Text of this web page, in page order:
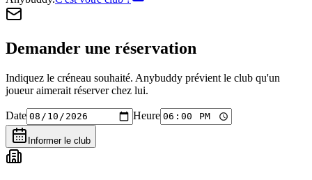
Demander une réservation
Indiquez le créneau souhaité. Anybuddy prévient le club qu'un
joueur aimerait réserver chez lui.
Date Heure
Informer le club